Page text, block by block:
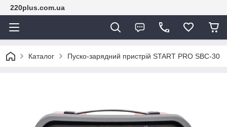
220plus.com.ua
Каталог Пуско-зарядний пристрій START PRO SBC-30